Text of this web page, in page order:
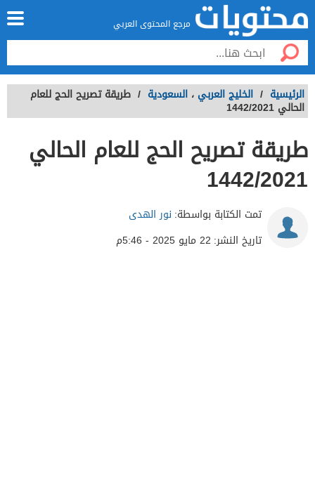
مرجع المحتوى العربي
الرئيسية / الخليج العربي ، السعودية / طريقة تصريح الحج للعام
الحالي 1442/2021
طريقة تصريح الحج للعام الحالي
1442/2021
تمت الكتابة بواسطة: نور الهدى
تاريخ النشر: 22 مايو 2025 - 5:46م